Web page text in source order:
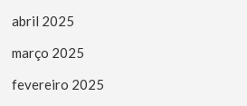
abril 2025
março 2025
fevereiro 2025